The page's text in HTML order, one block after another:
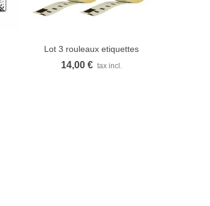
Vue rapide
Lot 3 rouleaux etiquettes
Seiko...
14,00 € tax incl.